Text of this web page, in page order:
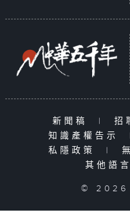
新聞稿 | 招
知識產權告示
私隱政策
|
其他語
© 2026